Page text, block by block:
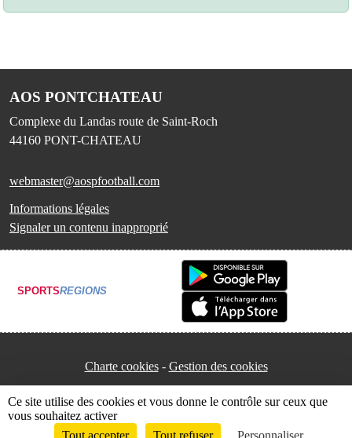
AOS PONTCHATEAU
Complexe du Landas route de Saint-Roch
44160 PONT-CHATEAU
webmaster@aospfootball.com
Informations légales
Signaler un contenu inapproprié
SPORTSREGIONS
Charte cookies Gestion des cookies
Ce site utilise des cookies et vous donne le contrôle sur ceux que
vous souhaitez activer
Tout accepter
Tout refuser Personnaliser